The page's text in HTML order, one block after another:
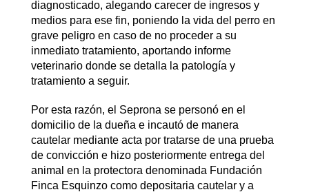
diagnosticado, alegando carecer de ingresos y
medios para ese fin, poniendo la vida del perro en
grave peligro en caso de no proceder a su
inmediato tratamiento, aportando informe
veterinario donde se detalla la patología y
tratamiento a seguir.
Por esta razón, el Seprona se personó en el
domicilio de la dueña e incautó de manera
cautelar mediante acta por tratarse de una prueba
de convicción e hizo posteriormente entrega del
animal en la protectora denominada Fundación
Finca Esquinzo como depositaria cautelar y a